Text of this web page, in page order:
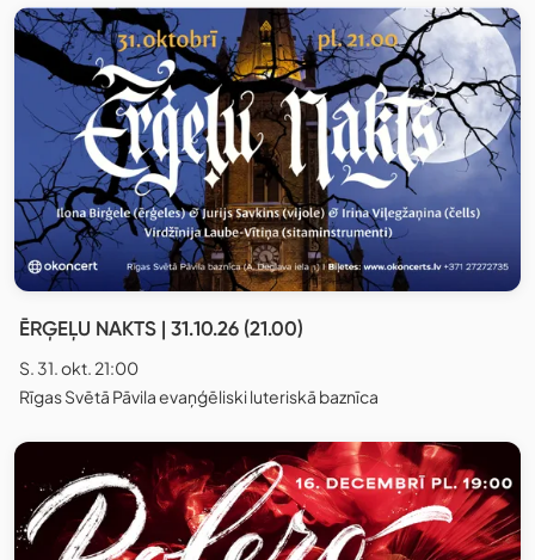
ĒRĢEĻU NAKTS | 31.10.26 (21.00)
S. 31. okt. 21:00
Rīgas Svētā Pāvila evaņģēliski luteriskā baznīca